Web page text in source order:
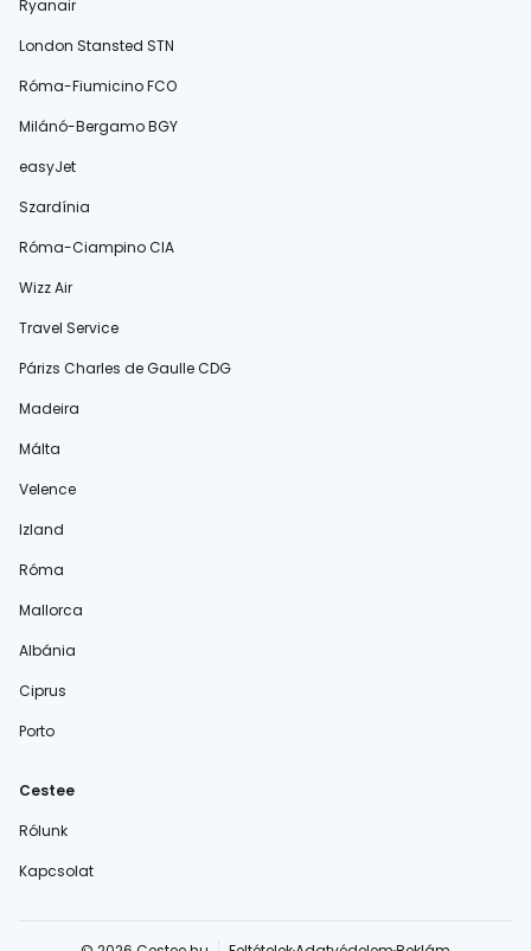
Ryanair
London Stansted STN
Róma-Fiumicino FCO
Milánó-Bergamo BGY
easyJet
Szardínia
Róma-Ciampino CIA
Wizz Air
Travel Service
Párizs Charles de Gaulle CDG
Madeira
Málta
Velence
Izland
Róma
Mallorca
Albánia
Ciprus
Porto
Cestee
Rólunk
Kapcsolat